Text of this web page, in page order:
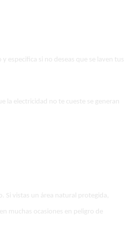
especifica si no deseas que se laven tus
la electricidad no te cueste se generan
Si vistas un área natural protegida,
muchas ocasiones en peligro de